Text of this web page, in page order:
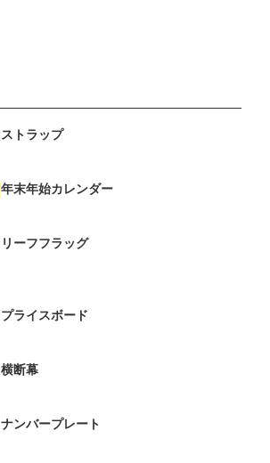
ストラップ
年末年始カレンダー
リーフフラッグ
プライスボード
横断幕
ナンバープレート